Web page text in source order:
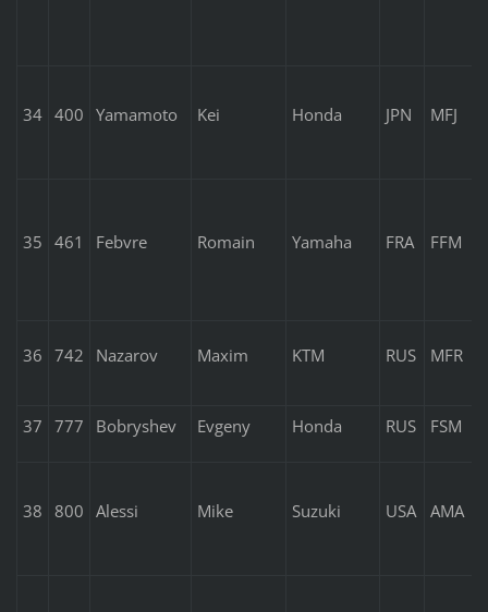
34 400 Yamamoto Kei Honda JPN MFJ
35 461 Febvre Romain Yamaha FRA FFM
36 742 Nazarov Maxim KTM RUS MFR
37 777 Bobryshev Evgeny Honda RUS FSM
38 800 Alessi Mike Suzuki USA AMA